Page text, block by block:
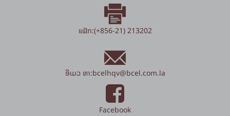
ແຟັກ:(+856-21) 213202
ອີເມວ ຫາ:bcelhqv@bcel.com.la
Facebook